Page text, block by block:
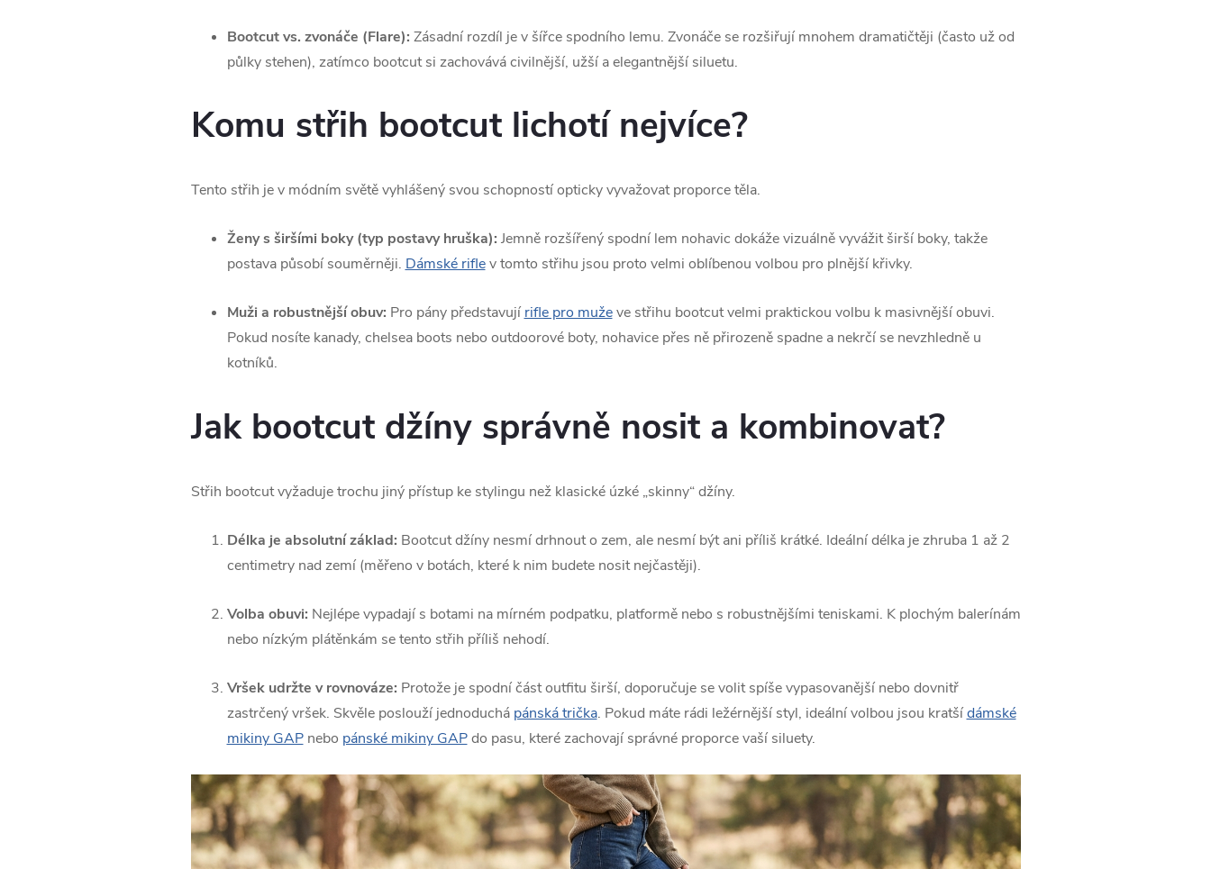
Bootcut vs. zvonáče (Flare): Zásadní rozdíl je v šířce spodního lemu. Zvonáče se rozšiřují mnohem dramatičtěji (často už od
půlky stehen), zatímco bootcut si zachovává civilnější, užší a elegantnější siluetu.
Komu střih bootcut lichotí nejvíce?
Tento střih je v módním světě vyhlášený svou schopností opticky vyvažovat proporce těla.
Ženy s širšími boky (typ postavy hruška): Jemně rozšířený spodní lem nohavic dokáže vizuálně vyvážit širší boky, takže
postava působí souměrněji.Dámské riflev tomto střihu jsou proto velmi oblíbenou volbou pro plnější křivky.
Muži a robustnější obuv: Pro pány představujírifle pro muževe střihu bootcut velmi praktickou volbu k masivnější obuvi.
Pokud nosíte kanady, chelsea boots nebo outdoorové boty, nohavice přes ně přirozeně spadne a nekrčí se nevzhledně u
kotníků.
Jak bootcut džíny správně nosit a kombinovat?
Střih bootcut vyžaduje trochu jiný přístup ke stylingu než klasické úzké „skinny“ džíny.
Délka je absolutní základ: Bootcut džíny nesmí drhnout o zem, ale nesmí být ani příliš krátké. Ideální délka je zhruba 1 až 2
centimetry nad zemí (měřeno v botách, které k nim budete nosit nejčastěji).
Volba obuvi: Nejlépe vypadají s botami na mírném podpatku, platformě nebo s robustnějšími teniskami. K plochým balerínám
nebo nízkým plátěnkám se tento střih příliš nehodí.
Vršek udržte v rovnováze: Protože je spodní část outfitu širší, doporučuje se volit spíše vypasovanější nebo dovnitř
zastrčený vršek. Skvěle poslouží jednoduchá pánská trička. Pokud máte rádi ležérnější styl, ideální volbou jsou kratšídámské
mikiny GAPnebo pánské mikiny GAPdo pasu, které zachovají správné proporce vaší siluety.